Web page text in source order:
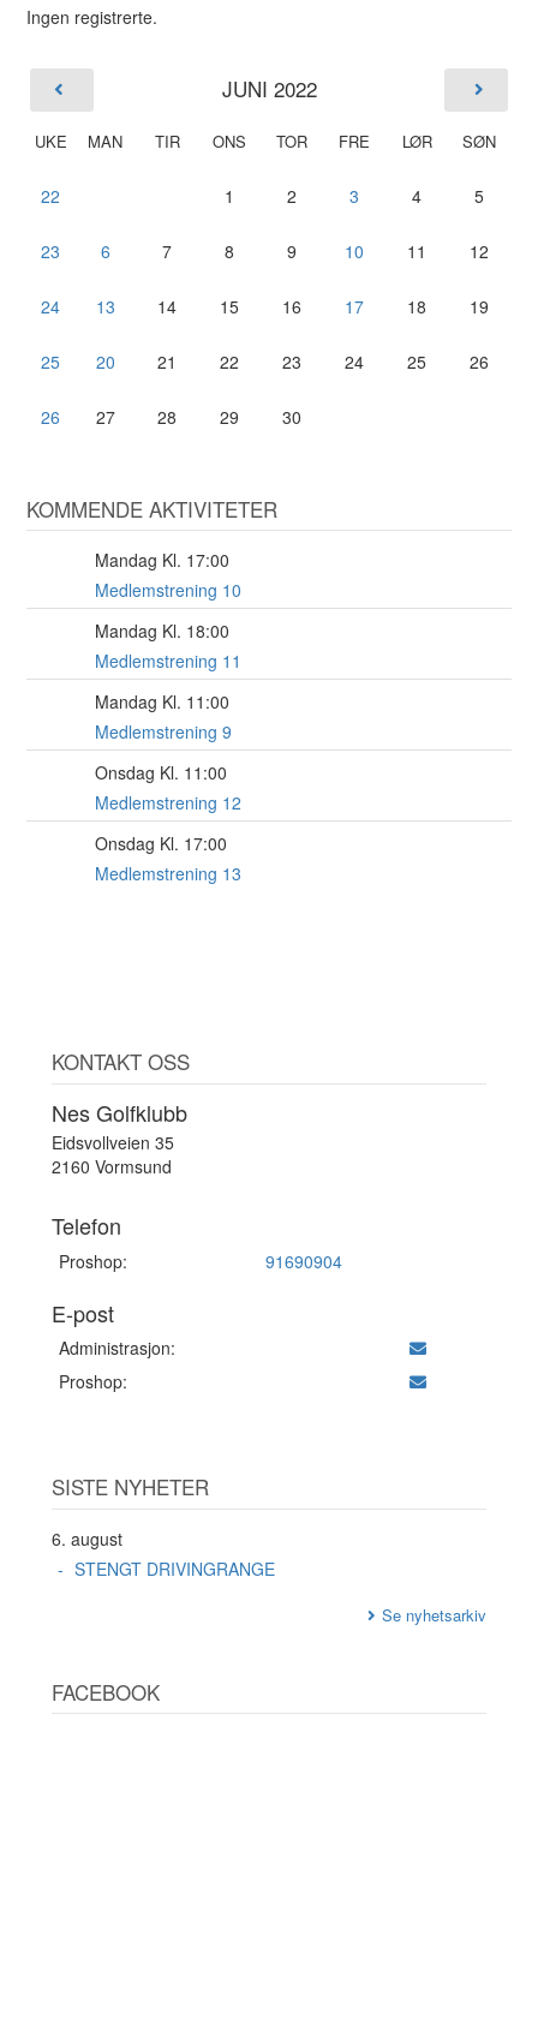
Ingen registrerte.
JUNI 2022
UKE MAN TIR ONS TOR FRE LØR SØN
22 1 2 3 4 5
23 6 7 8 9 10 11 12
24 13 14 15 16 17 18 19
25 20 21 22 23 24 25 26
26 27 28 29 30
KOMMENDE AKTIVITETER
Mandag Kl. 17:00
Medlemstrening 10
Mandag Kl. 18:00
Medlemstrening 11
Mandag Kl. 11:00
Medlemstrening 9
Onsdag Kl. 11:00
Medlemstrening 12
Onsdag Kl. 17:00
Medlemstrening 13
KONTAKT OSS
Nes Golfklubb
Eidsvollveien 35
2160 Vormsund
Telefon
Proshop: 91690904
E-post
Administrasjon:
Proshop:
SISTE NYHETER
6. august
STENGT DRIVINGRANGE
Se nyhetsarkiv
FACEBOOK